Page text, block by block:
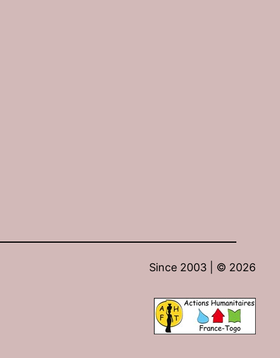
Since 2003 | © 2026